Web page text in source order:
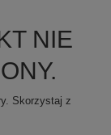
NIE
Skorzystaj z